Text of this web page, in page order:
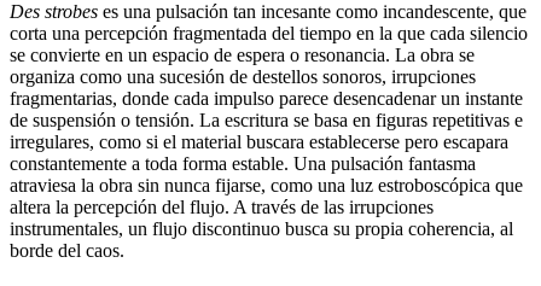
Des strobes es una pulsación tan incesante como incandescente, que
corta una percepción fragmentada del tiempo en la que cada silencio
se convierte en un espacio de espera o resonancia. La obra se
organiza como una sucesión de destellos sonoros, irrupciones
fragmentarias, donde cada impulso parece desencadenar un instante
de suspensión o tensión. La escritura se basa en figuras repetitivas e
irregulares, como si el material buscara establecerse pero escapara
constantemente a toda forma estable. Una pulsación fantasma
atraviesa la obra sin nunca fijarse, como una luz estroboscópica que
altera la percepción del flujo. A través de las irrupciones
instrumentales, un flujo discontinuo busca su propia coherencia, al
borde del caos.